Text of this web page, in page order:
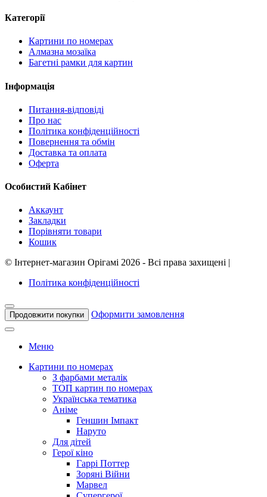
Категорії
Картини по номерах
Алмазна мозаїка
Багетні рамки для картин
Інформація
Питання-відповіді
Про нас
Політика конфіденційності
Повернення та обмін
Доставка та оплата
Оферта
Особистий Кабінет
Аккаунт
Закладки
Порівняти товари
Кошик
© Інтернет-магазин Орігамі 2026 - Всі права захищені
Політика конфіденційності
Продовжити покупки Оформити замовлення
Меню
Картини по номерах
З фарбами металік
ТОП картин по номерах
Українська тематика
Аніме
Геншин Імпакт
Наруто
Для дітей
Герої кіно
Гаррі Поттер
Зоряні Війни
Марвел